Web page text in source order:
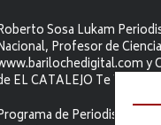
Sosa Lukam
Profesor de
y
EL CATALEJO Te Ve.
de Periodismo